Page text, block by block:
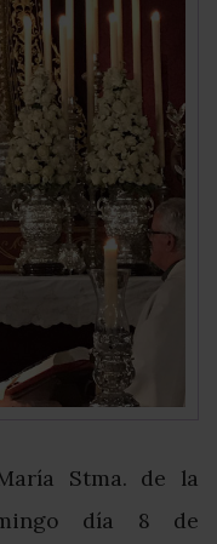
Stma. de la
día 8 de